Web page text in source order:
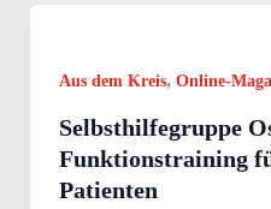
Aus dem Kreis, Online-
Selbsthilfegruppe
Funktionstraining
Patienten